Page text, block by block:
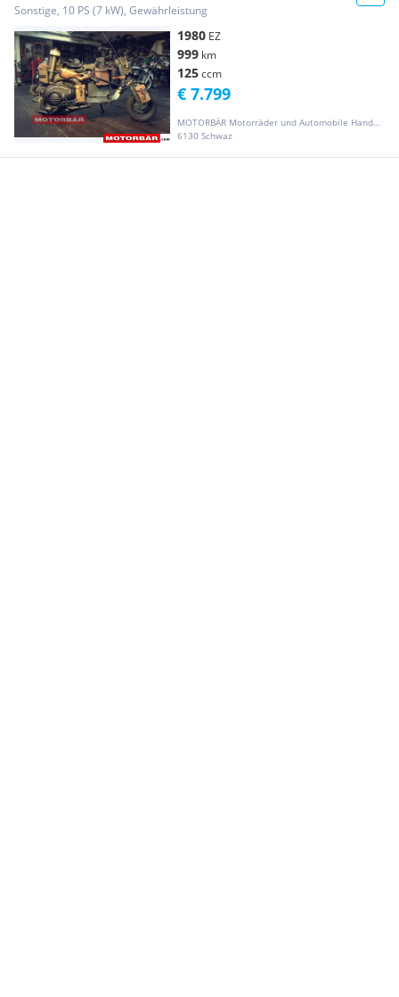
Sonstige, 10 PS (7 kW), Gewährleistung
1980 EZ
999 km
125ccm
MOTORBÄR Motorräder und Automobile Handelsgesellschaft m.b.H.
6130 Schwaz
€ 7.799